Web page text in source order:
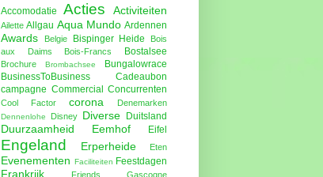
Accomodatie Acties Activiteiten
Ailette Allgau Aqua Mundo Ardennen
Awards Belgie Bispinger Heide
Bois
aux Daims
Bois-Francs Bostalsee
Brochure Brombachsee
Bungalowrace
BusinessToBusiness
Cadeaubon
campagne Commercial Concurrenten
Cool Factor corona Denemarken
Dennenlohe Disney Diverse Duitsland
Duurzaamheid Eemhof Eifel
Engeland Erperheide Eten
Evenementen Faciliteiten Feestdagen
Frankrijk Friends Gascogne